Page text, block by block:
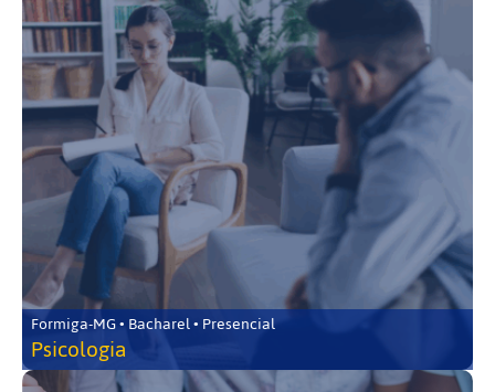
Formiga-MG • Bacharel • Presencial
Psicologia